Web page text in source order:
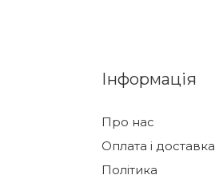
Інформація
Про нас
Оплата і доставка
Політика